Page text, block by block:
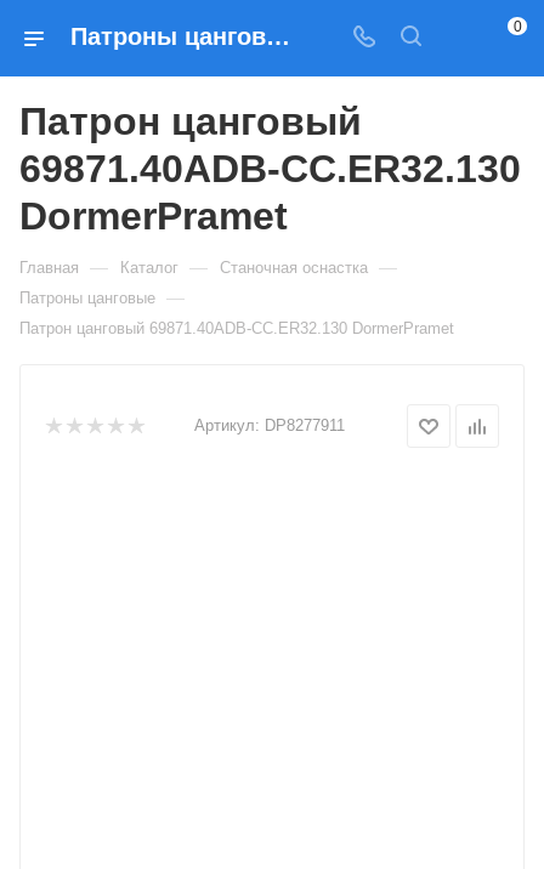
Патроны цанговые Патрон цанговый 69871.40ADB-CC.ER32.130 DormerPramet — купить по выгодным ценам в Москве 0
Патрон цанговый
69871.40ADB-CC.ER32.130
DormerPramet
Главная — Каталог — Станочная оснастка —
Патроны цанговые —
Патрон цанговый 69871.40ADB-CC.ER32.130 DormerPramet
Артикул: DP8277911